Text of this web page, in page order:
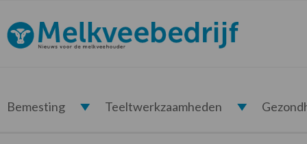
de
hoofdnavigatie
de
hoofd
inhoud
de
eerste
sidebar
de
voettekst
Melkveebedrijf.nl
Bemesting Teeltwerkzaamheden